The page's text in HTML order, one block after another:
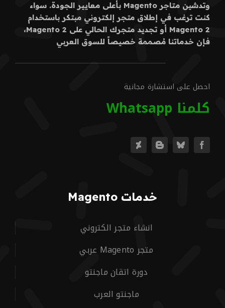
وتدشين متاجر Magento بأعلى معايير الجودة. سواء
كنت ترغب في إطلاق متجر إلكتروني مبتكر باستخدام
Magento 2 أو تجديد متجرك الحالي على Magento 2،
فإن خدماتنا مُصممة خصيصاً للسوق العربي
احصل على استشارة مجانية
كلمنا Whatsapp
خدمات Magento
انشاء متجر الكتروني
متجر Magento عربي
دورة اتقان ماجنتو
ماجنتو العرب